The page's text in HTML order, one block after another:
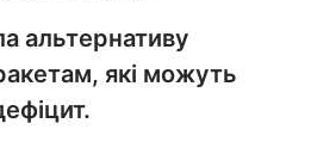
альтернативу
які можуть